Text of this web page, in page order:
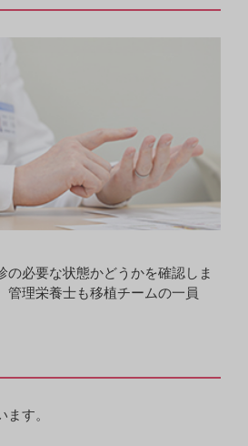
必要な状態かどうかを確認しま
理栄養士も移植チームの一員
す。